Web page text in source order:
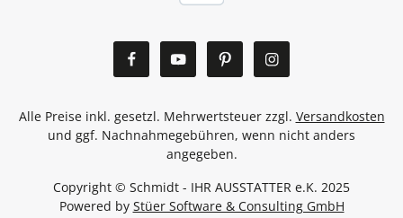
Copyright © Schmidt - IHR AUSSTATTER e.K. 2025
Powered by Stüer Software & Consulting GmbH
Alle Preise inkl. gesetzl. Mehrwertsteuer zzgl. Versandkosten
und ggf. Nachnahmegebühren, wenn nicht anders
angegeben.